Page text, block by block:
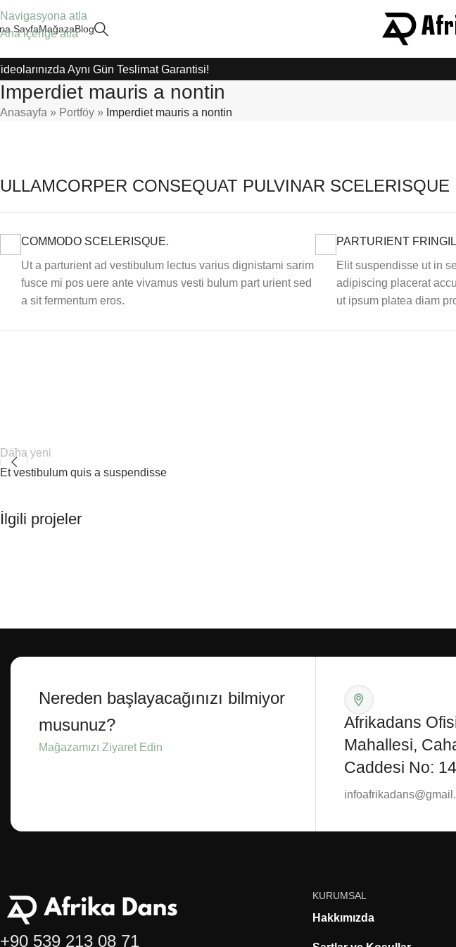
Navigasyona atla
Ana içeriğe atla
SayfaMağazaBlog
Aynı Gün Teslimat Garantisi!
Imperdiet mauris a nontin
Anasayfa » Portföy » Imperdiet mauris a nontin
ULLAMCORPER CONSEQUAT PULVINAR SCELERISQUE
COMMODO SCELERISQUE.
Ut a parturient ad vestibulum lectus varius dignistami sarim
fusce mi pos uere ante vivamus vesti bulum part urient sed
a sit fermentum eros.
PARTURIENT
Elit suspendisse ut in
adipiscing placerat
ut ipsum platea diam
Daha yeni
Et vestibulum quis a suspendisse
İlgili projeler
Nereden başlayacağınızı bilmiyor
musunuz?
Mağazamızı Ziyaret Edin
Afrikadans
Mahallesi,
Caddesi No:
+90 539 213 08 71
KURUMSAL
Hakkımızda